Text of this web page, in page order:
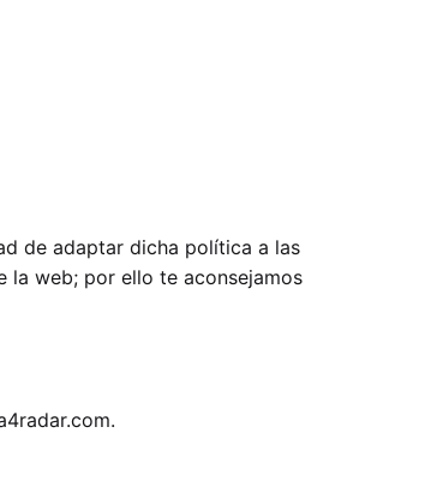
de adaptar dicha política a las
la web; por ello te aconsejamos
.